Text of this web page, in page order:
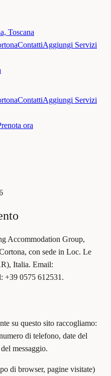
Toscana
ContattiAggiungi Servizi
ContattiAggiungi Servizi
ora
Accommodation Group,
con sede in Loc. Le
Italia. Email:
+39 0575 612531.
su questo sito raccogliamo:
di telefono, date del
messaggio.
di browser, pagine visitate)